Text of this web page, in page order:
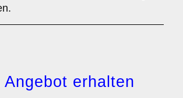
erhalten